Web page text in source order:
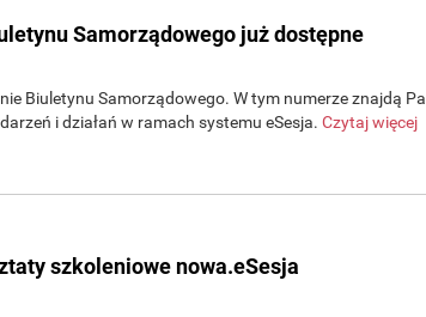
Samorządowego już dostępne
Biuletynu Samorządowego. W tym numerze znajdą
i działań w ramach systemu eSesja. Czytaj więcej
szkoleniowe nowa.eSesja